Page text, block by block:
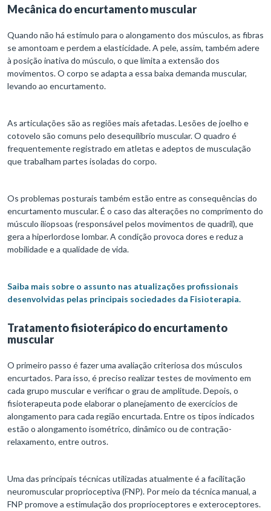
Mecânica do encurtamento muscular
Quando não há estímulo para o alongamento dos músculos, as fibras
se amontoam e perdem a elasticidade. A pele, assim, também adere
à posição inativa do músculo, o que limita a extensão dos
movimentos. O corpo se adapta a essa baixa demanda muscular,
levando ao encurtamento.
As articulações são as regiões mais afetadas. Lesões de joelho e
cotovelo são comuns pelo desequilíbrio muscular. O quadro é
frequentemente registrado em atletas e adeptos de musculação
que trabalham partes isoladas do corpo.
Os problemas posturais também estão entre as consequências do
encurtamento muscular. É o caso das alterações no comprimento do
músculo iliopsoas (responsável pelos movimentos de quadril), que
gera a hiperlordose lombar. A condição provoca dores e reduz a
mobilidade e a qualidade de vida.
Saiba mais sobre o assunto nas atualizações profissionais
desenvolvidas pelas principais sociedades da Fisioterapia.
Tratamento fisioterápico do encurtamento
muscular
O primeiro passo é fazer uma avaliação criteriosa dos músculos
encurtados. Para isso, é preciso realizar testes de movimento em
cada grupo muscular e verificar o grau de amplitude. Depois, o
fisioterapeuta pode elaborar o planejamento de exercícios de
alongamento para cada região encurtada. Entre os tipos indicados
estão o alongamento isométrico, dinâmico ou de contração-
relaxamento, entre outros.
Uma das principais técnicas utilizadas atualmente é a facilitação
neuromuscular proprioceptiva (FNP). Por meio da técnica manual, a
FNP promove a estimulação dos proprioceptores e exteroceptores.